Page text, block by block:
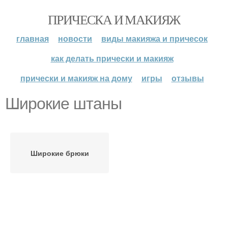
ПРИЧЕСКА И МАКИЯЖ
главная новости
виды макияжа и причесок
как делать прически и макияж
прически и макияж на дому
игры отзывы
Широкие штаны
Широкие брюки